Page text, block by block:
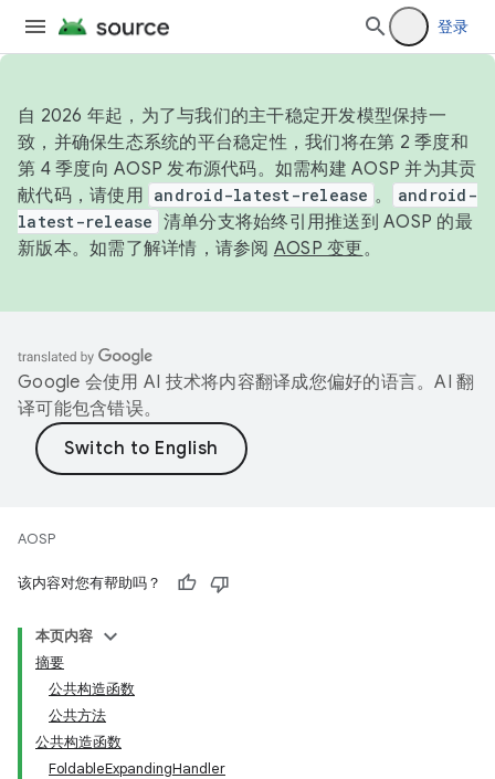
登录
自 2026 年起，为了与我们的主干稳定开发模型保持一
致，并确保生态系统的平台稳定性，我们将在第 2 季度和
第 4 季度向 AOSP 发布源代码。如需构建 AOSP 并为其贡
献代码，请使用 android-latest-release 。
android-
latest-release 清单分支将始终引用推送到 AOSP 的最
新版本。如需了解详情，请参阅 AOSP 变更。
Google 会使用 AI 技术将内容翻译成您偏好的语言。AI 翻
译可能包含错误。
AOSP
该内容对您有帮助吗？
本页内容
摘要
公共构造函数
公共方法
公共构造函数
FoldableExpandingHandler